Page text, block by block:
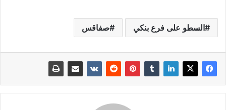
السطو على فرع بنكي صفاقس